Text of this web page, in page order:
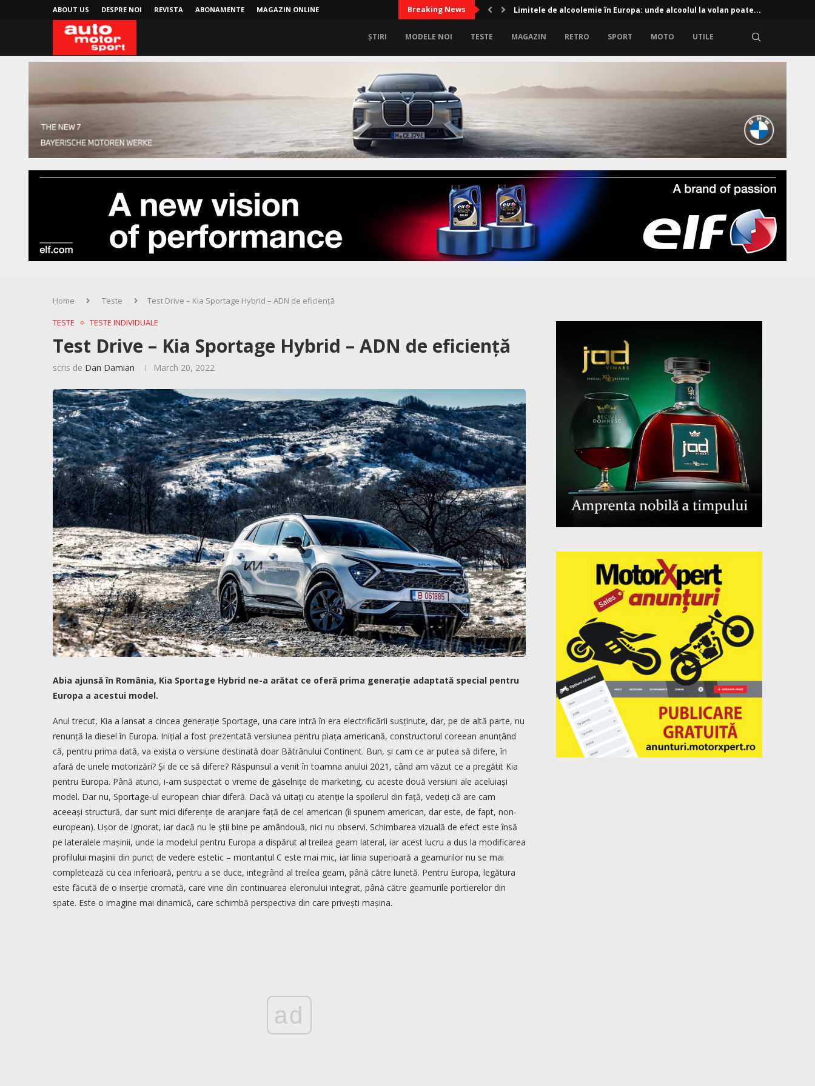
ABOUT US DESPRE NOI REVISTA ABONAMENTE MAGAZIN ONLINE Breaking News Limitele de alcoolemie în Europa: unde alcoolul la volan poate...
ȘTIRI MODELE NOI TESTE MAGAZIN RETRO SPORT MOTO UTILE
Home Teste
Test Drive – Kia Sportage Hybrid – ADN de eficiență
TESTE
TESTE INDIVIDUALE
Test Drive – Kia Sportage Hybrid – ADN de eficiență
scris de Dan Damian March 20, 2022
Abia ajunsă în România, Kia Sportage Hybrid ne-a arătat ce oferă prima generație adaptată special pentru
Europa a acestui model.
Anul trecut, Kia a lansat a cincea generație Sportage, una care intră în era electrificării susținute, dar, pe de altă parte, nu
renunță la diesel în Europa. Inițial a fost prezentată versiunea pentru piața americană, constructorul coreean anunțând
că, pentru prima dată, va exista o versiune destinată doar Bătrânului Continent. Bun, și cam ce ar putea să difere, în
afară de unele motorizări? Și de ce să difere? Răspunsul a venit în toamna anului 2021, când am văzut ce a pregătit Kia
pentru Europa. Până atunci, i-am suspectat o vreme de găselnițe de marketing, cu aceste două versiuni ale aceluiași
model. Dar nu, Sportage-ul european chiar diferă. Dacă vă uitați cu atenție la spoilerul din față, vedeți că are cam
aceeași structură, dar sunt mici diferențe de aranjare față de cel american (îi spunem american, dar este, de fapt, non-
european). Ușor de ignorat, iar dacă nu le știi bine pe amândouă, nici nu observi. Schimbarea vizuală de efect este însă
pe lateralele mașinii, unde la modelul pentru Europa a dispărut al treilea geam lateral, iar acest lucru a dus la modificarea
profilului mașinii din punct de vedere estetic – montantul C este mai mic, iar linia superioară a geamurilor nu se mai
completează cu cea inferioară, pentru a se duce, integrând al treilea geam, până către lunetă. Pentru Europa, legătura
este făcută de o inserție cromată, care vine din continuarea eleronului integrat, până către geamurile portierelor din
spate. Este o imagine mai dinamică, care schimbă perspectiva din care privești mașina.
ad